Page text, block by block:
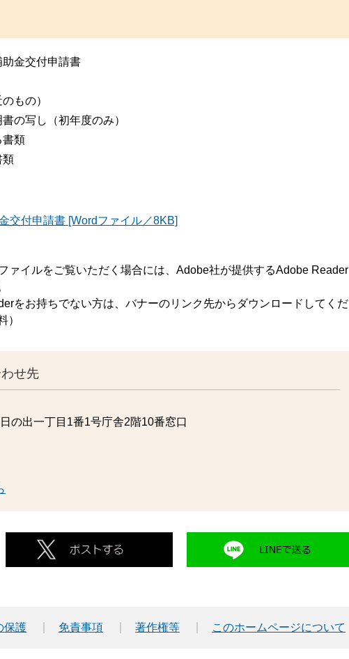
助金交付申請書
もの）
の写し（初年度のみ）
書類
類
交付申請書 [Wordファイル／8KB]
ァイルをご覧いただく場合には、Adobe社が提供するAdobe Reader
をお持ちでない方は、バナーのリンク先からダウンロードしてくだ
）
せ先
の出一丁目1番1号庁舎2階10番窓口
保護 免責事項 著作権等 このホームページについて